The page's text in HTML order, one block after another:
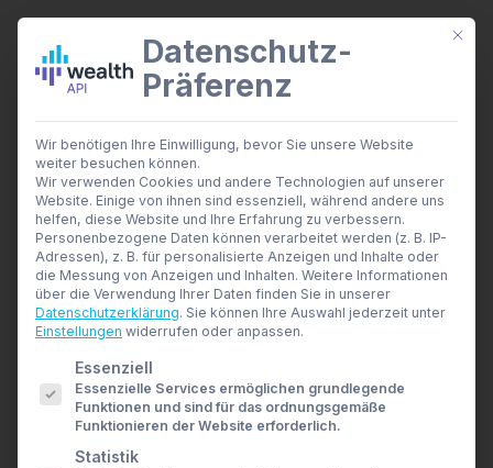
wealthAPI Daten
Smarte Finanztools
Banking Insights
Investment Insights
AI Suite
Branchen
Berater- und Wirtschaftsprüfer
Banken & Broker
Finanzbildungsplattformen
Finanzportale
API Dokumentation
Developer Dashboard
Über uns
Unternehmen
Sicherheit
Home Archive by Category "Firefox"
Firefox
Nothing Found
Mit
Datenschutz-
Präferenz
Wir benötigen Ihre Einwilligung, bevor Sie unsere Website
weiter besuchen können.
Wir verwenden Cookies und andere Technologien auf unserer
Website. Einige von ihnen sind essenziell, während andere uns
helfen, diese Website und Ihre Erfahrung zu verbessern.
Personenbezogene Daten können verarbeitet werden (z. B. IP-
Adressen), z. B. für personalisierte Anzeigen und Inhalte oder
die Messung von Anzeigen und Inhalten. Weitere Informationen
über die Verwendung Ihrer Daten finden Sie in unserer
Datenschutzerklärung. Sie können Ihre Auswahl jederzeit unter
Einstellungen widerrufen oder anpassen.
Es folgt eine Liste der Service-Gruppen, für die eine
Essenziell
Essenzielle Services ermöglichen grundlegende
Funktionen und sind für das ordnungsgemäße
Funktionieren der Website erforderlich.
Statistik